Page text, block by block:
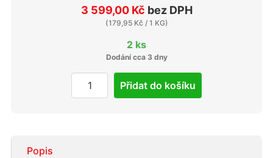
Popis
3 599,00 Kč bez DPH
(179,95 Kč / 1 KG)
2 ks
Dodání cca 3 dny
Přidat do košíku